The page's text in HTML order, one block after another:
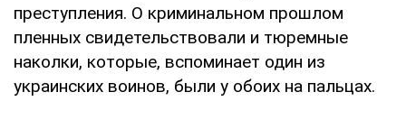
преступления. О криминальном прошлом
пленных свидетельствовали и тюремные
наколки, которые, вспоминает один из
украинских воинов, были у обоих на пальцах.